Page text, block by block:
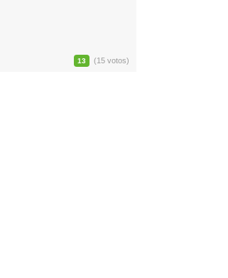
13 (15 votos)